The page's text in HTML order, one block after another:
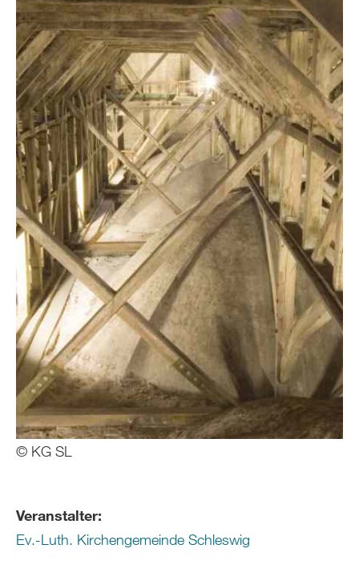
© KG SL
Veranstalter:
Ev.-Luth. Kirchengemeinde Schleswig